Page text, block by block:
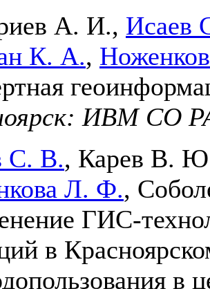
А. И., Исаев
К. А.,
ИВМ СО
С. В., Карев В.
Л. Ф.,
ГИС-
в
в